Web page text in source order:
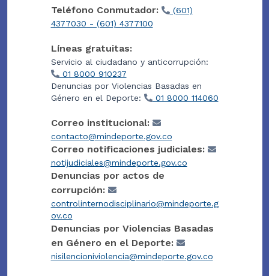
Teléfono Conmutador:
(601)
4377030 - (601) 4377100
Líneas gratuitas:
Servicio al ciudadano y anticorrupción:
01 8000 910237
Denuncias por Violencias Basadas en
Género en el Deporte:
01 8000 114060
Correo institucional:
contacto@mindeporte.gov.co
Correo notificaciones judiciales:
notijudiciales@mindeporte.gov.co
Denuncias por actos de
corrupción:
controlinternodisciplinario@mindeporte.g
ov.co
Denuncias por Violencias Basadas
en Género en el Deporte:
nisilencioniviolencia@mindeporte.gov.co